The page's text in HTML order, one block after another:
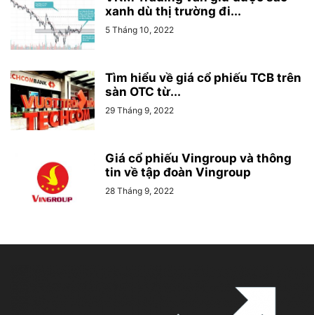
xanh dù thị trường đi...
5 Tháng 10, 2022
Tìm hiểu về giá cổ phiếu TCB trên
sàn OTC từ...
29 Tháng 9, 2022
Giá cổ phiếu Vingroup và thông
tin về tập đoàn Vingroup
28 Tháng 9, 2022